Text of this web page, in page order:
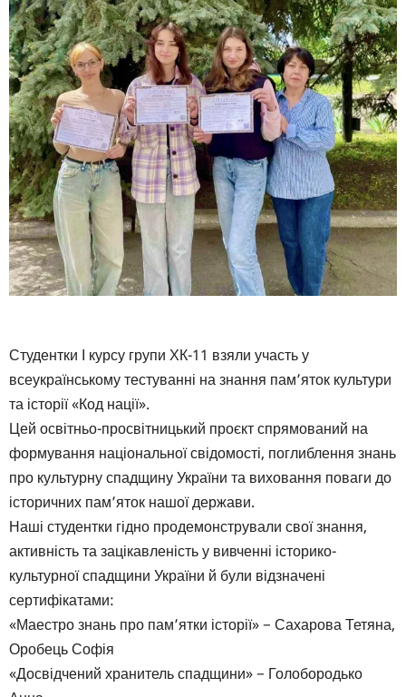
Студентки І курсу групи ХК-11 взяли участь у
всеукраїнському тестуванні на знання пам’яток культури
та історії «Код нації».
Цей освітньо-просвітницький проєкт спрямований на
формування національної свідомості, поглиблення знань
про культурну спадщину України та виховання поваги до
історичних пам’яток нашої держави.
Наші студентки гідно продемонстрували свої знання,
активність та зацікавленість у вивченні історико-
культурної спадщини України й були відзначені
сертифікатами:
«Маестро знань про пам’ятки історії» − Сахарова Тетяна,
Оробець Софія
«Досвідчений хранитель спадщини» − Голобородько